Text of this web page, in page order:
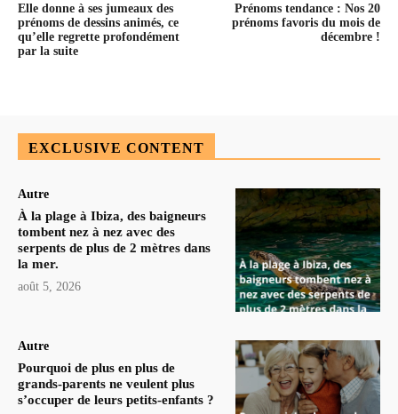
Elle donne à ses jumeaux des
prénoms de dessins animés, ce
qu’elle regrette profondément
par la suite
Prénoms tendance : Nos 20
prénoms favoris du mois de
décembre !
EXCLUSIVE CONTENT
Autre
À la plage à Ibiza, des baigneurs
tombent nez à nez avec des
serpents de plus de 2 mètres dans
la mer.
août 5, 2026
Autre
Pourquoi de plus en plus de
grands-parents ne veulent plus
s’occuper de leurs petits-enfants ?